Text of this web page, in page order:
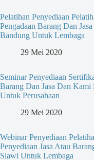
Pelatihan Penyediaan
Pengadaan Barang Dan
Bandung Untuk Lembaga
29 Mei 2020
Seminar Penyediaan
Barang Dan Jasa Dan
Untuk Perusahaan
29 Mei 2020
Webinar Penyediaan
Penyediaan Jasa Atau
Slawi Untuk Lembaga